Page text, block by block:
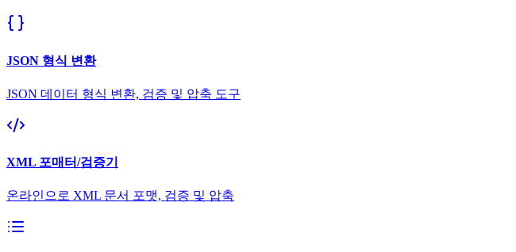
JSON 형식 변환
JSON 데이터 형식 변환, 검증 및 압축 도구
XML 포매터/검증기
온라인으로 XML 문서 포맷, 검증 및 압축